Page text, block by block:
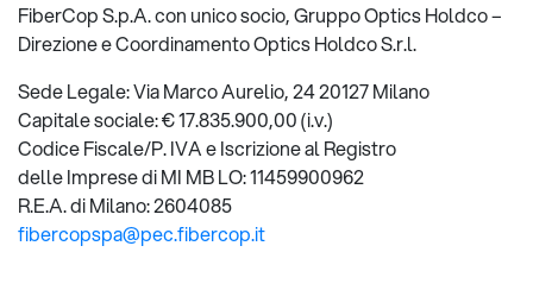
FiberCop S.p.A. con unico socio, Gruppo Optics Holdco –
Direzione e Coordinamento Optics Holdco S.r.l.
Sede Legale: Via Marco Aurelio, 24 20127 Milano
Capitale sociale: € 17.835.900,00 (i.v.)
Codice Fiscale/P. IVA e Iscrizione al Registro
delle Imprese di MI MB LO: 11459900962
R.E.A. di Milano: 2604085
fibercopspa@pec.fibercop.it